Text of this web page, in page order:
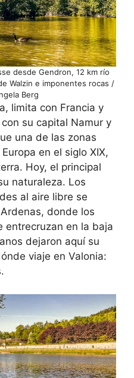
desde Gendron, 12 km río
Walzin e imponentes rocas /
Berg
limita con Francia y
su capital Namur y
una de las zonas
en el siglo XIX,
Hoy, el principal
naturaleza. Los
al aire libre se
donde los
entrecruzan en la baja
dejaron aquí su
viaje en Valonia: